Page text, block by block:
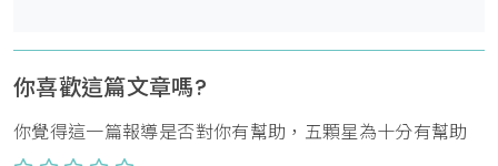
你喜歡這篇文章嗎?
你覺得這一篇報導是否對你有幫助，五顆星為十分有幫助